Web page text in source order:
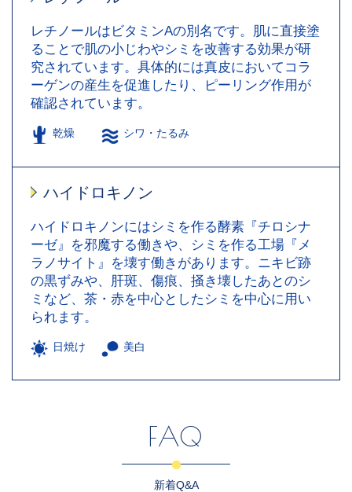
レチノールはビタミンAの別名です。肌に直接塗
ることで肌の小じわやシミを改善する効果が研
究されています。具体的には真皮においてコラ
ーゲンの産生を促進したり、ピーリング作用が
確認されています。
乾燥 シワ・たるみ
ハイドロキノン
ハイドロキノンにはシミを作る酵素『チロシナ
ーゼ』を邪魔する働きや、シミを作る工場『メ
ラノサイト』を壊す働きがあります。ニキビ跡
の黒ずみや、肝斑、傷痕、掻き壊したあとのシ
ミなど、茶・赤を中心としたシミを中心に用い
られます。
日焼け 美白
FAQ
新着Q&A